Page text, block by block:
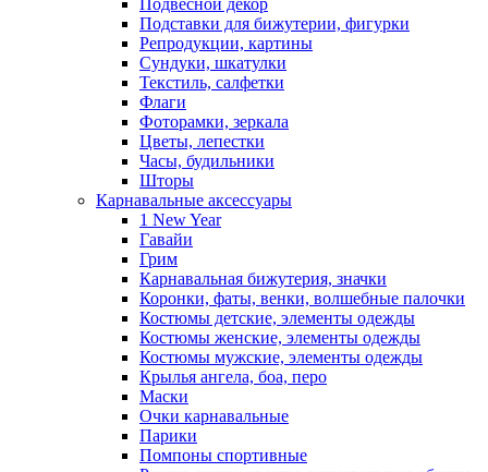
Подвесной декор
Подставки для бижутерии, фигурки
Репродукции, картины
Сундуки, шкатулки
Текстиль, салфетки
Флаги
Фоторамки, зеркала
Цветы, лепестки
Часы, будильники
Шторы
Карнавальные аксессуары
1 New Year
Гавайи
Грим
Карнавальная бижутерия, значки
Коронки, фаты, венки, волшебные палочки
Костюмы детские, элементы одежды
Костюмы женские, элементы одежды
Костюмы мужские, элементы одежды
Крылья ангела, боа, перо
Маски
Очки карнавальные
Парики
Помпоны спортивные